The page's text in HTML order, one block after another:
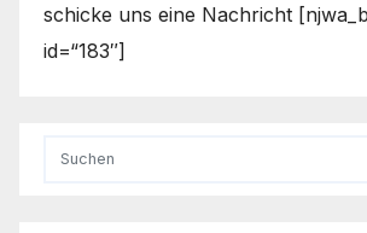
schicke uns eine Nachricht
id=“183″]